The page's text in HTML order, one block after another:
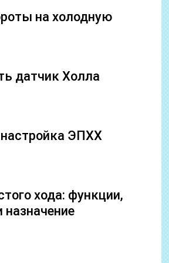
на холодную
датчик Холла
ЭПХХ
хода: функции,
назначение